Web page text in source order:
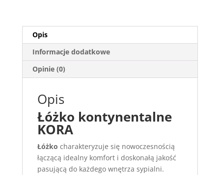
Opis
Informacje dodatkowe
Opinie (0)
Opis
Łóżko kontynentalne
KORA
Łóżko charakteryzuje się nowoczesnością
łączącą idealny komfort i doskonałą jakość
pasującą do każdego wnętrza sypialni.